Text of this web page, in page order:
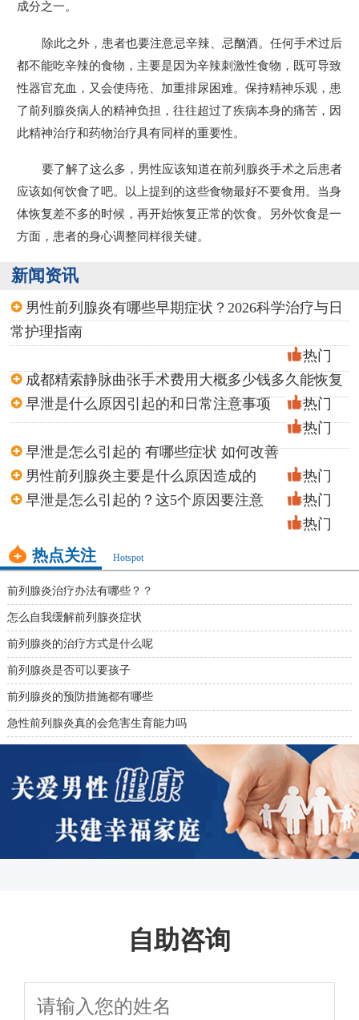
成分之一。
除此之外，患者也要注意忌辛辣、忌酗酒。任何手术过后
都不能吃辛辣的食物，主要是因为辛辣刺激性食物，既可导致
性器官充血，又会使痔疮、加重排尿困难。保持精神乐观，患
了前列腺炎病人的精神负担，往往超过了疾病本身的痛苦，因
此精神治疗和药物治疗具有同样的重要性。
要了解了这么多，男性应该知道在前列腺炎手术之后患者
应该如何饮食了吧。以上提到的这些食物最好不要食用。当身
体恢复差不多的时候，再开始恢复正常的饮食。另外饮食是一
方面，患者的身心调整同样很关键。
新闻资讯
男性前列腺炎有哪些早期症状？2026科学治疗与日
常护理指南
热门
成都精索静脉曲张手术费用大概多少钱多久能恢复
热门
早泄是什么原因引起的和日常注意事项
热门
早泄是怎么引起的 有哪些症状 如何改善
热门
男性前列腺炎主要是什么原因造成的
热门
早泄是怎么引起的？这5个原因要注意
热门
热点关注 Hotspot
前列腺炎治疗办法有哪些？？
怎么自我缓解前列腺炎症状
前列腺炎的治疗方式是什么呢
前列腺炎是否可以要孩子
前列腺炎的预防措施都有哪些
急性前列腺炎真的会危害生育能力吗
自助咨询